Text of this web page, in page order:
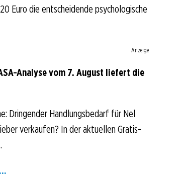
Euro die entscheidende psychologische
Anzeige
Analyse vom 7. August liefert die
Dringender Handlungsbedarf für Nel
verkaufen? In der aktuellen Gratis-